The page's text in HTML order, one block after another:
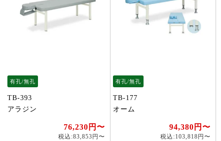
有孔/無孔
TB-393
アラジン
76,230円〜
税込:83,853円〜
有孔/無孔
TB-177
オーム
94,380円〜
税込:103,818円〜